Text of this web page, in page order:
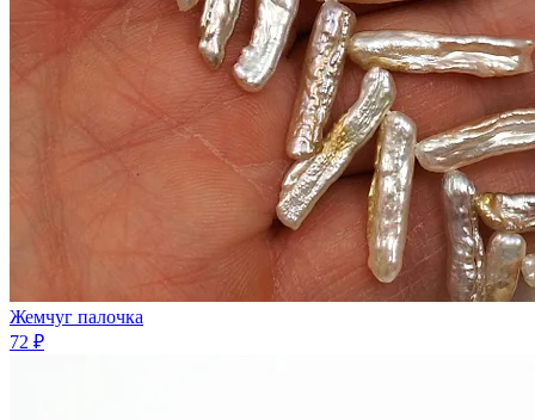
Жемчуг палочка
72 ₽